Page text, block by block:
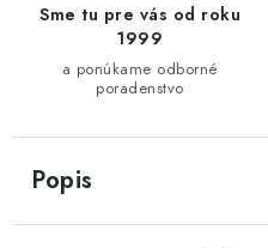
Sme tu pre vás od roku
1999
a ponúkame odborné
poradenstvo
Popis